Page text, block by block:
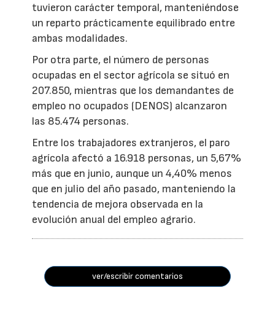
tuvieron carácter temporal, manteniéndose
un reparto prácticamente equilibrado entre
ambas modalidades.
Por otra parte, el número de personas
ocupadas en el sector agrícola se situó en
207.850, mientras que los demandantes de
empleo no ocupados (DENOS) alcanzaron
las 85.474 personas.
Entre los trabajadores extranjeros, el paro
agrícola afectó a 16.918 personas, un 5,67%
más que en junio, aunque un 4,40% menos
que en julio del año pasado, manteniendo la
tendencia de mejora observada en la
evolución anual del empleo agrario.
ver/escribir comentarios